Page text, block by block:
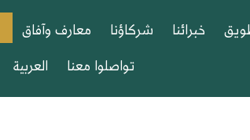
خبرائنا شركاؤنا
معارف وآفاق
تواصلوا معنا
العربية